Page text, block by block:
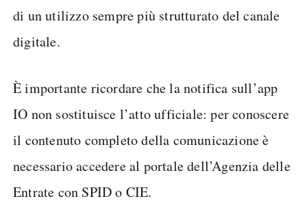
di un utilizzo sempre più strutturato del canale
digitale.
È importante ricordare che la notifica sull’app
IO non sostituisce l’atto ufficiale: per conoscere
il contenuto completo della comunicazione è
necessario accedere al portale dell’Agenzia delle
Entrate con SPID o CIE.